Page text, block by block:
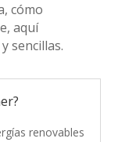
cómo
aquí
sencillas.
renovables